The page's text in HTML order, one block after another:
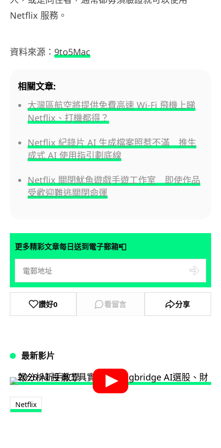
Netflix 服務。
資料來源： 9to5Mac
相關文章:
大灣區航空將提供免費高速 Wi-Fi 飛機上睇
Netflix、打機都得？
Netflix 紀錄片 AI 生成檔案照惹不滿 推生
成式 AI 使用指引劃底線
Netflix 關閉魷魚遊戲手遊工作室 即使作品
受歡迎難逃關閉命運
更多精彩文章每日送到電子郵箱📮
讚好0 看留言 分享
最新影片
Netflix